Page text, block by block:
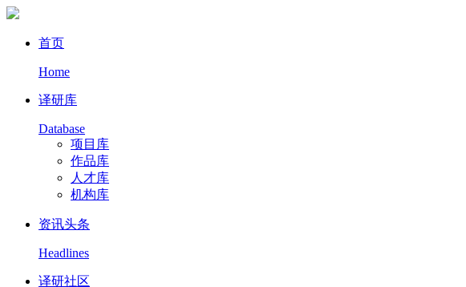
首页
Home
译研库
Database
项目库
作品库
人才库
机构库
资讯头条
Headlines
译研社区